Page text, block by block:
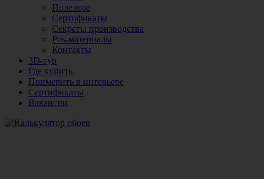
Полезное
Сертификаты
Секреты производства
Pos-материалы
Контакты
3D-тур
Где купить
Примерить в интерьере
Сертификаты
Вакансии